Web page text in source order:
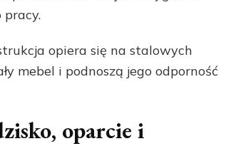
opiera się na stalowych
mebel i podnoszą jego odporność
oparcie i